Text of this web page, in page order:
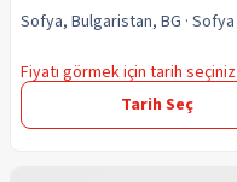
Sofya, Bulgaristan, BG · Sofya
Fiyatı görmek için tarih seçiniz
Tarih Seç